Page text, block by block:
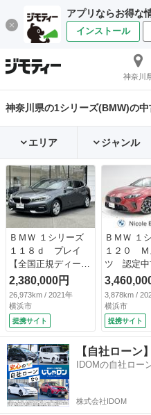
アプリならお得な
インストール
神奈川
神奈川県の1シリーズ(BMW)の中
エリア ジャンル
ＢＭＷ １シリーズ
１１８ｄ プレイ
【全国正規ディーラ
ー保証付／２年】
【走行距離無制限】
１６ＡＷ 純正前後
ドライブレコーダ
ー ＬＥＤヘッドラ
イト １オーナー
禁煙車 パーキング
アシスト アダプテ
ィブクルーズコント
ロール 電動シート
（車検整備付）
2,380,000円
26,973km / 2021年
横浜市
提携サイト
ＢＭＷ １
１２０ Ｍ
ツ 認定
年保証 ヘ
プディス
８インチ
ティブクル
トロール
フト 全周
ラ 前後
アダプテ
逸脱 電動
3,878km /
横浜市
提携サイト
【自社ローン
IDOMの自社ロー
株式会社IDOM